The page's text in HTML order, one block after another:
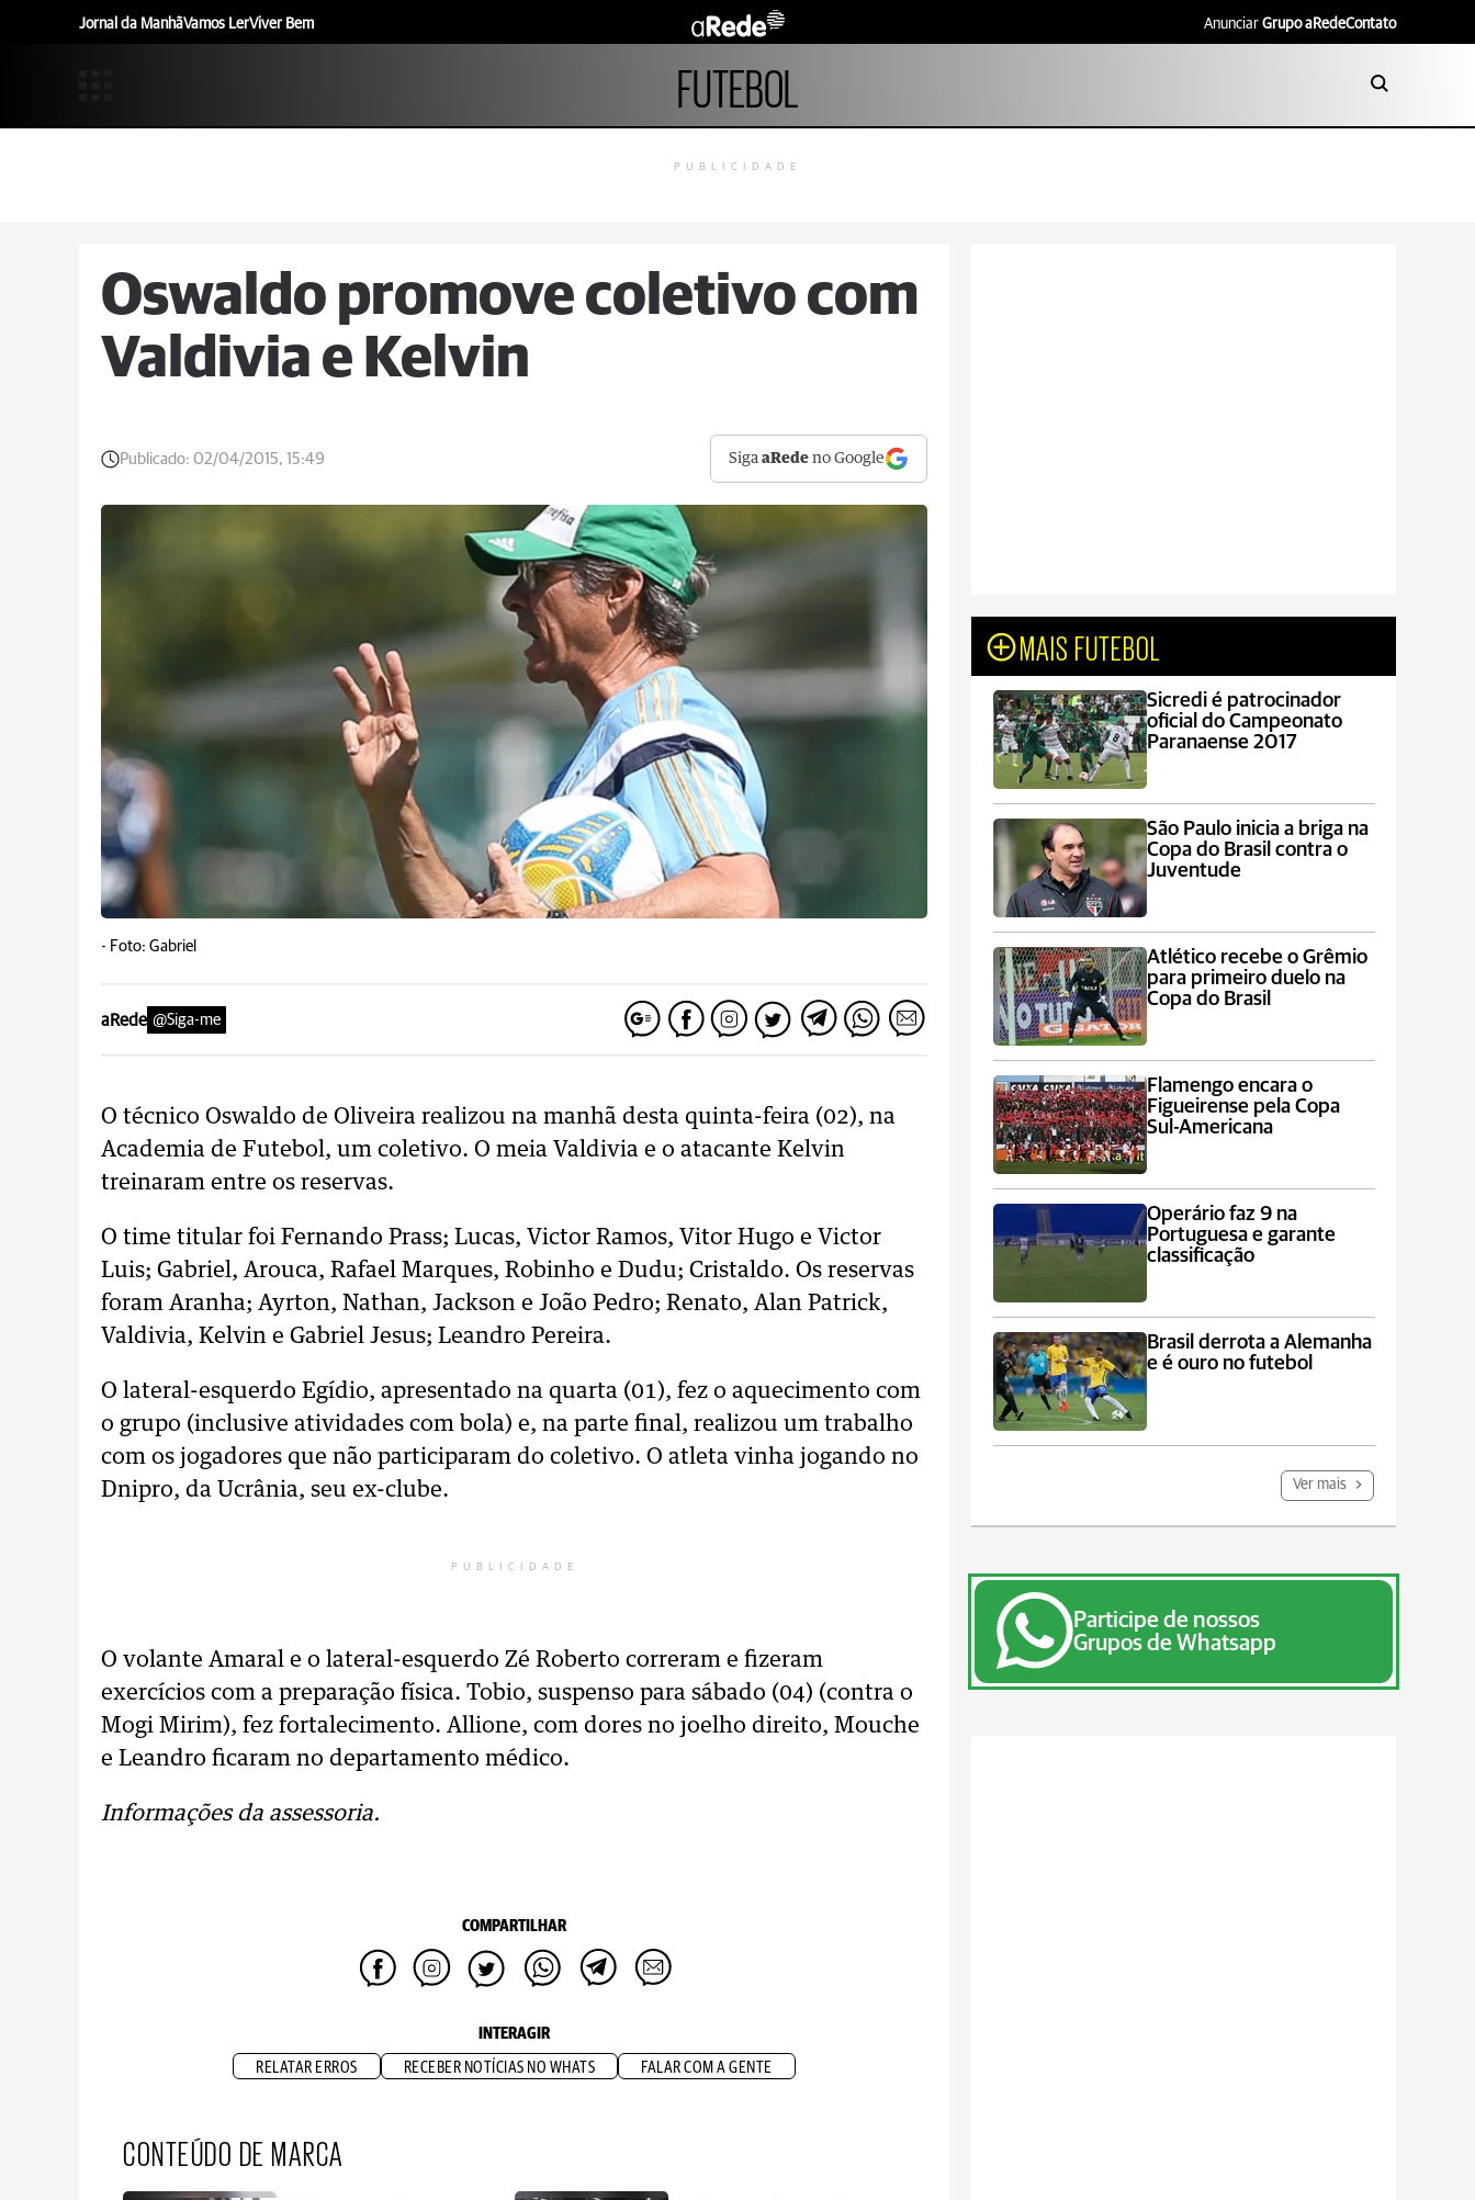
Jornal da ManhãVamos LerViver Bem Anunciar Grupo aRedeContato
FUTEBOL
PUBLICIDADE
Oswaldo promove coletivo com
Valdivia e Kelvin
Publicado: 02/04/2015, 15:49 SigaaRede no Google
- Foto: Gabriel
aRede @Siga-me
O técnico Oswaldo de Oliveira realizou na manhã desta quinta-feira (02), na
Academia de Futebol, um coletivo. O meia Valdivia e o atacante Kelvin
treinaram entre os reservas.
O time titular foi Fernando Prass; Lucas, Victor Ramos, Vitor Hugo e Victor
Luis; Gabriel, Arouca, Rafael Marques, Robinho e Dudu; Cristaldo. Os reservas
foram Aranha; Ayrton, Nathan, Jackson e João Pedro; Renato, Alan Patrick,
Valdivia, Kelvin e Gabriel Jesus; Leandro Pereira.
O lateral-esquerdo Egídio, apresentado na quarta (01), fez o aquecimento com
o grupo (inclusive atividades com bola) e, na parte final, realizou um trabalho
com os jogadores que não participaram do coletivo. O atleta vinha jogando no
Dnipro, da Ucrânia, seu ex-clube.
PUBLICIDADE
O volante Amaral e o lateral-esquerdo Zé Roberto correram e fizeram
exercícios com a preparação física. Tobio, suspenso para sábado (04) (contra o
Mogi Mirim), fez fortalecimento. Allione, com dores no joelho direito, Mouche
e Leandro ficaram no departamento médico.
Informações da assessoria.
COMPARTILHAR
INTERAGIR
RELATAR ERROS RECEBER NOTÍCIAS NO WHATS FALAR COM A GENTE
CONTEÚDO DE MARCA
MAIS FUTEBOL
Sicredi é patrocinador
oficial do Campeonato
Paranaense 2017
São Paulo inicia a briga na
Copa do Brasil contra o
Juventude
Atlético recebe o Grêmio
para primeiro duelo na
Copa do Brasil
Flamengo encara o
Figueirense pela Copa
Sul-Americana
Operário faz 9 na
Portuguesa e garante
classificação
Brasil derrota a Alemanha
e é ouro no futebol
Ver mais
Participe de nossos
Grupos de Whatsapp